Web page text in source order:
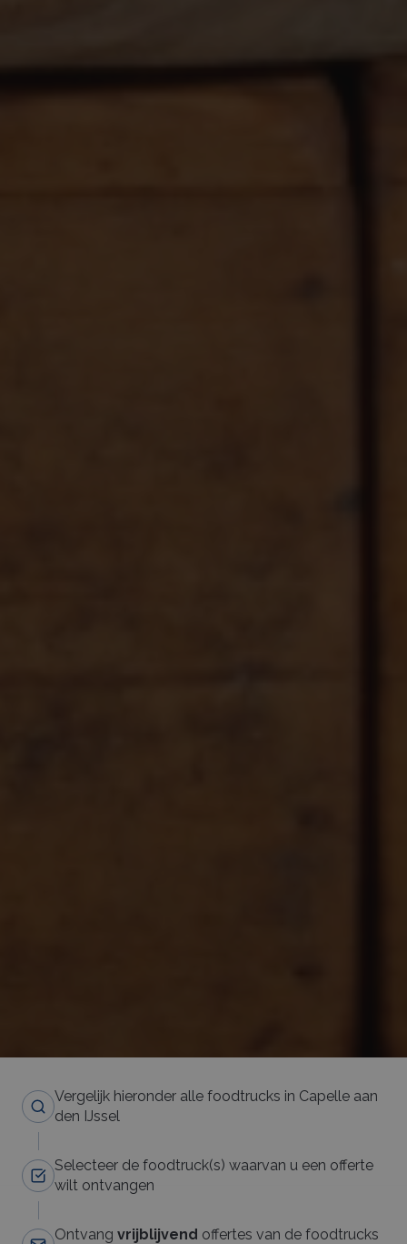
Vergelijk hieronder alle foodtrucks in Capelle aan
den IJssel
Selecteer de foodtruck(s) waarvan u een offerte
wilt ontvangen
Ontvang vrijblijvend offertes van de foodtrucks